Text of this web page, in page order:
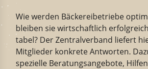
Wie werden Bäcke­rei­be­triebe
bleiben siewirtschaftlich
tabel? DerZentralverband liefert
Mitglieder konkrete Antworten.
spezielle Beratungs­an­gebote,